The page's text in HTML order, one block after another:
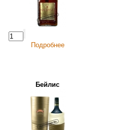
Подробнее
Бейлис